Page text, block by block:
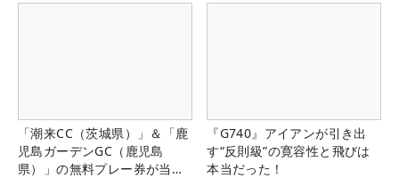
「潮来CC（茨城県）」＆「鹿
児島ガーデンGC（鹿児島
県）」の無料プレー券が当た
『G740』アイアンが引き出
す“反則級”の寛容性と飛びは
本当だった！